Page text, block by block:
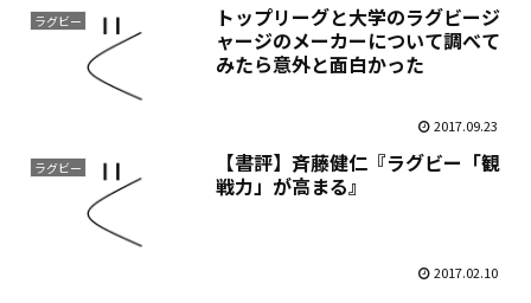
ラグビー
トップリーグと大学のラグビージ
ャージのメーカーについて調べて
みたら意外と面白かった
2017.09.23
ラグビー
【書評】斉藤健仁『ラグビー「観
戦力」が高まる』
2017.02.10